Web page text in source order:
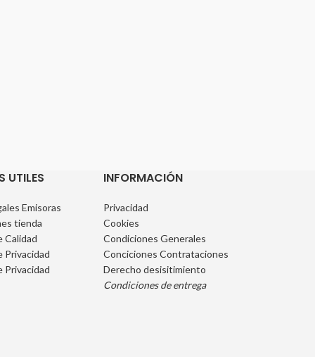
UTILES
Emisoras
tienda
Calidad
Privacidad
Privacidad
INFORMACIÓN
Privacidad
Cookies
Condiciones Generales
Conciciones Contrataciones
Derecho desisitimiento
Condiciones de entrega